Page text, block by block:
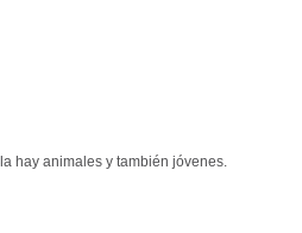
hay animales y también jóvenes.